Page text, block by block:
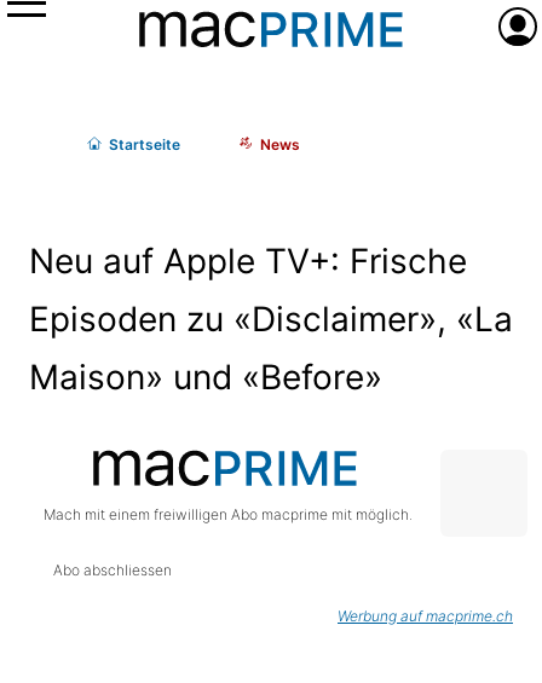
Menü
Startseite News
Neu auf Apple TV+: Frische
Episoden zu «Disclaimer», «La
Maison» und «Before»
Mach mit einem freiwilligen Abo macprime mit möglich.
Abo abschliessen
Werbung auf macprime.ch